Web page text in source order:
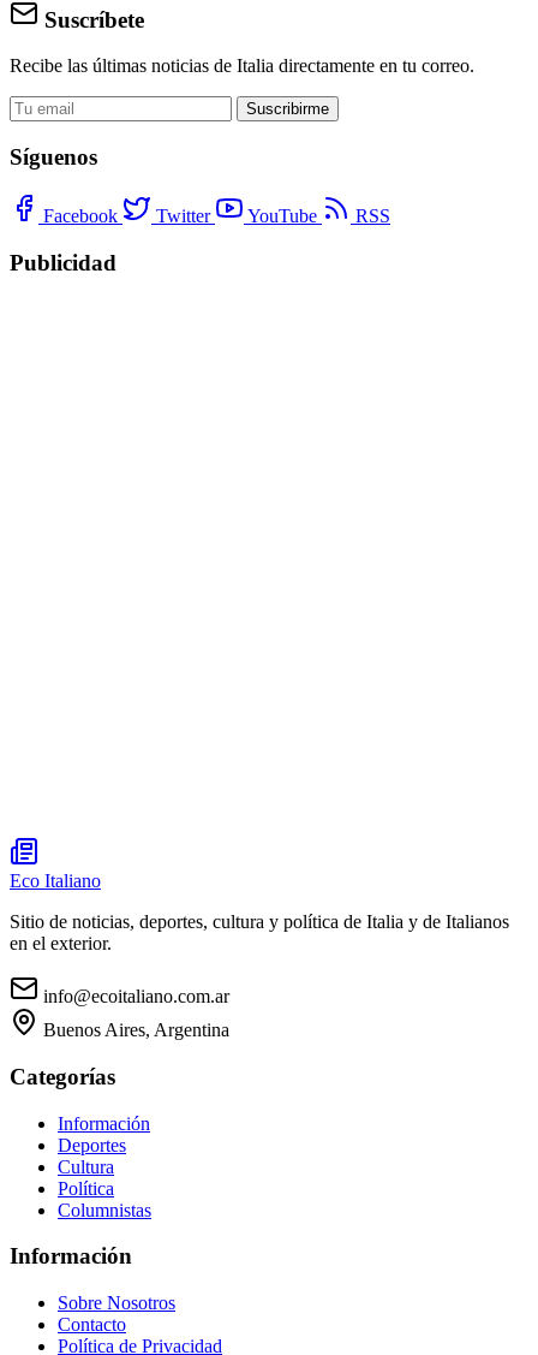
Suscríbete
Recibe las últimas noticias de Italia directamente en tu correo.
Suscribirme
Síguenos
Facebook Twitter YouTube RSS
Publicidad
Eco Italiano
Sitio de noticias, deportes, cultura y política de Italia y de Italianos
en el exterior.
info@ecoitaliano.com.ar
Buenos Aires, Argentina
Categorías
Información
Deportes
Cultura
Política
Columnistas
Información
Sobre Nosotros
Contacto
Política de Privacidad